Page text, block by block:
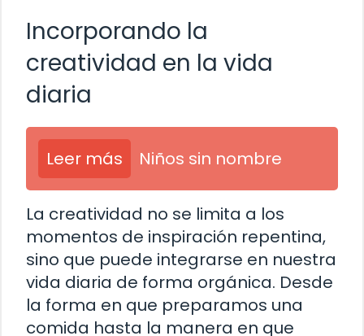
Incorporando la
creatividad en la vida
diaria
Leer más Niños sin nombre
La creatividad no se limita a los
momentos de inspiración repentina,
sino que puede integrarse en nuestra
vida diaria de forma orgánica. Desde
la forma en que preparamos una
comida hasta la manera en que